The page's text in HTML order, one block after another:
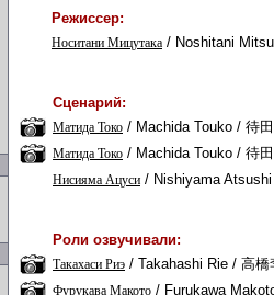
Режиссер:
Носитани Мицутака / Noshitani
Сценарий:
Матида Токо / Machida Touko / 待
Матида Токо / Machida Touko / 待
Нисияма Ацуси / Nishiyama Atsushi
Роли озвучивали:
Такахаси Риэ / Takahashi Rie / 高橋
Фурукава Макото / Furukawa